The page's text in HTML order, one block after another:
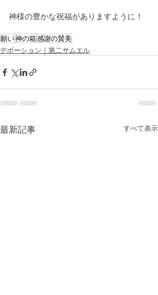
神様の豊かな祝福がありますように！
願い神の箱感謝の賛美
デボーション｜第二サムエル
最新記事 すべて表示